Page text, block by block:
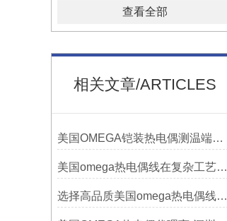
查看全部
相关文章/ARTICLES
美国OMEGA铠装热电偶测温端的三种接合方式
美国omega热电偶线在复杂工艺中的角色
选择高品质美国omega热电偶线的要点？